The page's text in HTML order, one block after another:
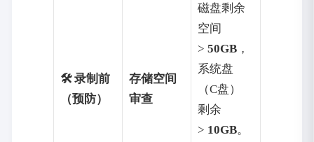
🛠️ 录制前
（预防）
存储空间
审查
磁盘剩余
空间
>50GB ，
系统盘
（C盘）
剩余
> 10GB。